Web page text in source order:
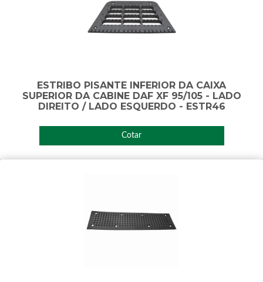
ESTRIBO PISANTE INFERIOR DA CAIXA
SUPERIOR DA CABINE DAF XF 95/105 - LADO
DIREITO / LADO ESQUERDO - ESTR46
Cotar